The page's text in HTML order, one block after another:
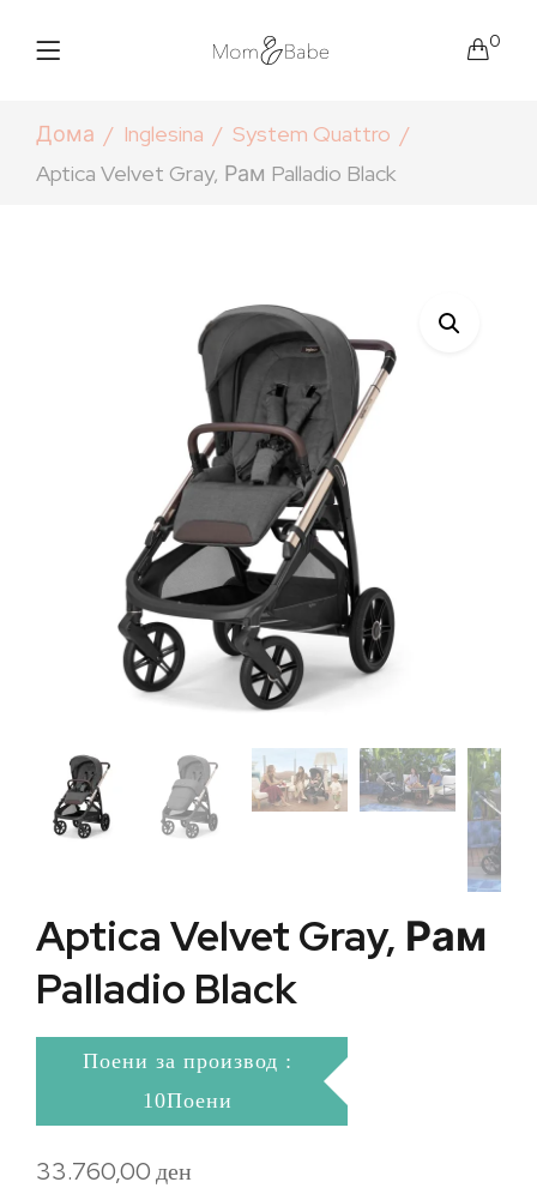
0
Дома Inglesina
System Quattro
Aptica Velvet Gray, Рам Palladio Black
Aptica Velvet Gray, Рам
Palladio Black
Поени за производ :
10Поени
33.760,00ден